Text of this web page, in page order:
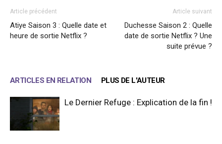
Article précédent
Atiye Saison 3 : Quelle date et
heure de sortie Netflix ?
Article suivant
Duchesse Saison 2 : Quelle
date de sortie Netflix ? Une
suite prévue ?
ARTICLES EN RELATION PLUS DE L'AUTEUR
Le Dernier Refuge : Explication de la fin !